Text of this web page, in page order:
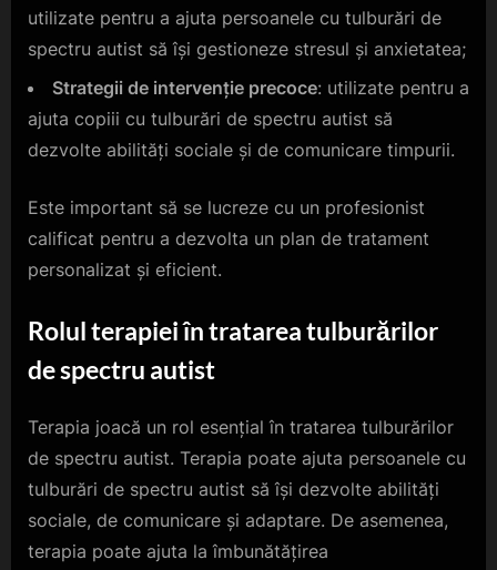
utilizate pentru a ajuta persoanele cu tulburări de
spectru autist să își gestioneze stresul și anxietatea;
Strategii de intervenție precoce: utilizate pentru a
ajuta copiii cu tulburări de spectru autist să
dezvolte abilități sociale și de comunicare timpurii.
Este important să se lucreze cu un profesionist
calificat pentru a dezvolta un plan de tratament
personalizat și eficient.
Rolul terapiei în tratarea tulburărilor
de spectru autist
Terapia joacă un rol esențial în tratarea tulburărilor
de spectru autist. Terapia poate ajuta persoanele cu
tulburări de spectru autist să își dezvolte abilități
sociale, de comunicare și adaptare. De asemenea,
terapia poate ajuta la îmbunătățirea